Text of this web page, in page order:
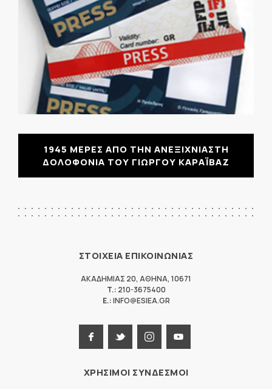
1945 ΜΕΡΕΣ ΑΠΟ ΤΗΝ ΑΝΕΞΙΧΝΙΑΣΤΗ
ΔΟΛΟΦΟΝΙΑ ΤΟΥ ΓΙΩΡΓΟΥ ΚΑΡΑΪΒΑΖ
ΣΤΟΙΧΕΙΑ ΕΠΙΚΟΙΝΩΝΙΑΣ
ΑΚΑΔΗΜΙΑΣ 20, ΑΘΗΝΑ, 10671
T.: 210-3675400
E.:INFO@ESIEA.GR
ΧΡΗΣΙΜΟΙ ΣΥΝΔΕΣΜΟΙ